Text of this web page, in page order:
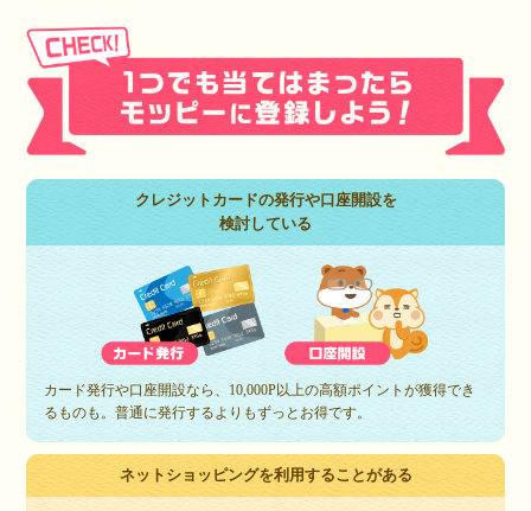
クレジットカードの発行や口座開設を
検討している
カード発行や口座開設なら、10,000P以上の高額ポイントが獲得でき
るものも。普通に発行するよりもずっとお得です。
ネットショッピングを利用することがある